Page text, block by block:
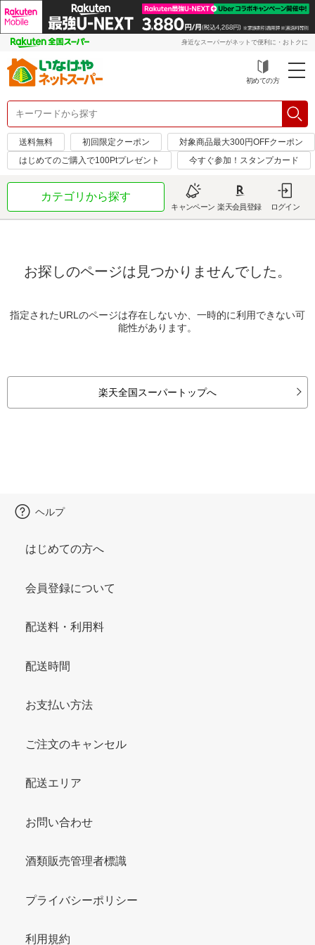
身近なスーパーがネットで便利に・おトクに
初めての方
送料無料 初回限定クーポン
対象商品最大300円OFFクーポン
はじめてのご購入で100Ptプレゼント
今すぐ参加！スタンプカード
カテゴリから探す
キャンペーン 楽天会員登録 ログイン
お探しのページは見つかりませんでした。
指定されたURLのページは存在しないか、一時的に利用できない可
能性があります。
楽天全国スーパートップへ
ヘルプ
はじめての方へ
会員登録について
配送料・利用料
配送時間
お支払い方法
ご注文のキャンセル
配送エリア
お問い合わせ
酒類販売管理者標識
プライバシーポリシー
利用規約